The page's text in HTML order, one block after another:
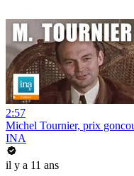
2:57
Michel Tournier, prix
INA
il y a 11 ans